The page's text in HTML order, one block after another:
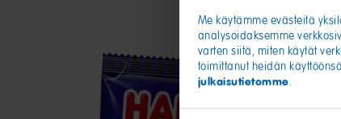
Me käytämme evästeitä
analysoidaksemme
varten siitä, miten käytät
toimittanut heidän
julkaisutietomme.